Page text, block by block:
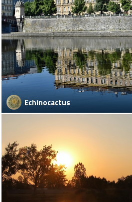
Echinocactus